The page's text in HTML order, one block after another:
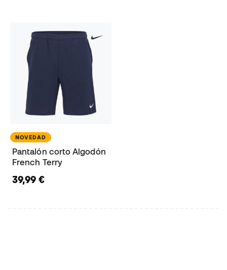
NOVEDAD
Pantalón corto Algodón
French Terry
39,99 €